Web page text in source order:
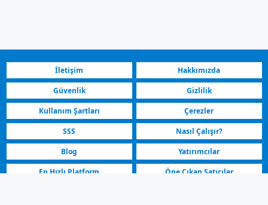
İletişim
Hakkımızda
Güvenlik
Gizlilik
Kullanım Şartları
Çerezler
SSS
Nasıl Çalışır?
Blog
Yatırımcılar
En Hızlı Platform
Öne Çıkan Satıcılar